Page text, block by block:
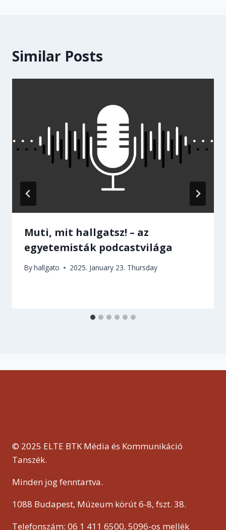
Similar Posts
Muti, mit hallgatsz! – az
egyetemisták podcastvilága
Byhallgato 2025. January 23. Thursday
© 2025 ELTE BTK Média és Kommunikáció
Tanszék.
Minden jog fenntartva.
1088 Budapest, Múzeum körút 6-8, fszt. 38.
Telefonszám: 06 1 411 6500, 5096-os mellék